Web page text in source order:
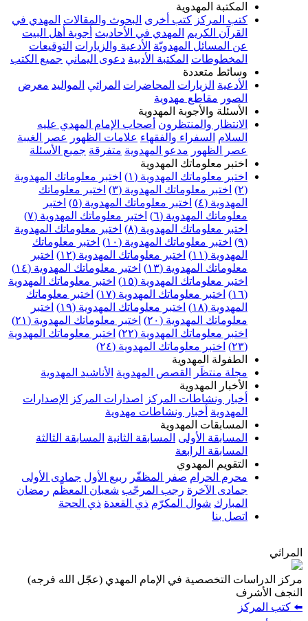
المكتبة المهدوية
كتب المركز كتب أخرى البحوث والمقالات المهدي في
القرآن الكريم
المهدي في الأحاديث أجوبة أهل البيت
عن المسائل المهدويّة الأدعية والزيارات التوقيعات
المخطوطات المكتبة الأدبية دعوى اليماني جميع الكتب
وسائط متعددة
الأدعية الزيارات المحاضرات المراثي المواليد معرض
الصور مقاطع مهدوية
الأسئلة والأجوبة المهدوية
الانتظار والمنتظرون أصحاب الإمام المهدي عليه
السلام السفراء والفقهاء علامات الظهور
عصر الغيبة
عصر الظهور مدعو المهدوية متفرقة جميع الأسئلة
اختبر معلوماتك المهدوية
اختبر معلوماتك المهدوية (١)
اختبر معلوماتك المهدوية
(٢)
اختبر معلوماتك المهدوية (٣)
اختبر معلوماتك
المهدوية (٤)
اختبر معلوماتك المهدوية (٥)
اختبر
معلوماتك المهدوية (٦)
اختبر معلوماتك المهدوية (٧)
اختبر معلوماتك المهدوية (٨)
اختبر معلوماتك المهدوية
(٩)
اختبر معلوماتك المهدوية (١٠)
اختبر معلوماتك
المهدوية (١١)
اختبر معلوماتك المهدوية (١٢)
اختبر
معلوماتك المهدوية (١٣)
اختبر معلوماتك المهدوية (١٤)
اختبر معلوماتك المهدوية (١٥)
اختبر معلوماتك المهدوية
(١٦)
اختبر معلوماتك المهدوية (١٧)
اختبر معلوماتك
المهدوية (١٨)
اختبر معلوماتك المهدوية (١٩)
اختبر
معلوماتك المهدوية (٢٠)
اختبر معلوماتك المهدوية (٢١)
اختبر معلوماتك المهدوية (٢٢)
اختبر معلوماتك المهدوية
(٢٣)
اختبر معلوماتك المهدوية (٢٤)
الطفولة المهدوية
مجلة منتظَر
القصص المهدوية الأناشيد المهدوية
الأخبار المهدوية
أخبار ونشاطات المركز
اصدارات المركز
الإصدارات
المهدوية أخبار ونشاطات مهدوية
المسابقات المهدوية
المسابقة الأولى المسابقة الثانية المسابقة الثالثة
المسابقة الرابعة
التقويم المهدوي
محرم الحرام صفر المظفّر ربيع الأول جمادى الأولى
جمادى الآخرة رجب المرجّب شعبان المعظّم رمضان
المبارك شوال المكرّم ذي القعدة ذي الحجة
اتصل بنا
المراثي
مركز الدراسات التخصصية في الإمام المهدي (عجّل الله فرجه)
النجف الأشرف
⬅️ كتب المركز